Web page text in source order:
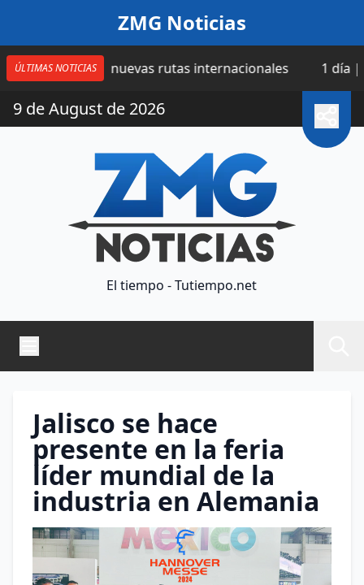
ZMG Noticias
ÚLTIMAS NOTICIAS
cuatro nuevas rutas internacionales 1 día |
9 de August de 2026
El tiempo - Tutiempo.net
Jalisco se hace
presente en la feria
líder mundial de la
industria en Alemania